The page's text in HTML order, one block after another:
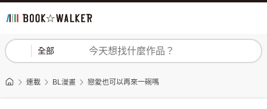
全部 登入 註冊
連載 BL漫畫 戀愛也可以再來一碗嗎